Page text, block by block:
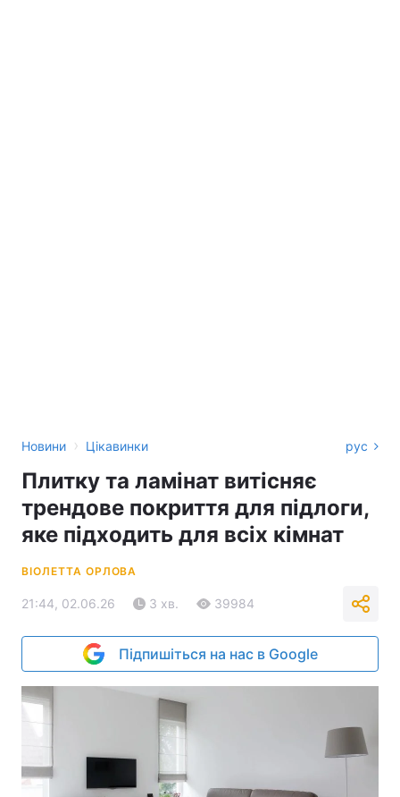
Новини › Цікавинки рус
Плитку та ламінат витісняє
трендове покриття для підлоги,
яке підходить для всіх кімнат
ВІОЛЕТТА ОРЛОВА
21:44, 02.06.26 3 хв. 39984
Підпишіться на нас в Google